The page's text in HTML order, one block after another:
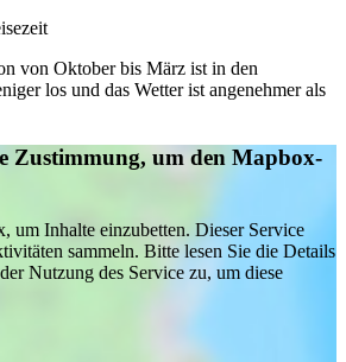
von Oktober bis März ist in den
los und das Wetter ist angenehmer als
Zustimmung, um den Mapbox-
um Inhalte einzubetten. Dieser Service
sammeln. Bitte lesen Sie die Details
Nutzung des Service zu, um diese